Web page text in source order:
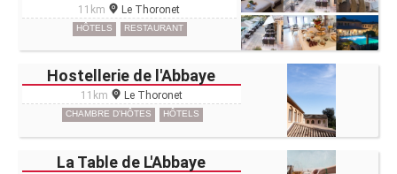
11km Le Thoronet
HÔTELS RESTAURANT
Hostellerie de l'Abbaye
11km Le Thoronet
CHAMBRE D'HÔTES HÔTELS
La Table de L'Abbaye